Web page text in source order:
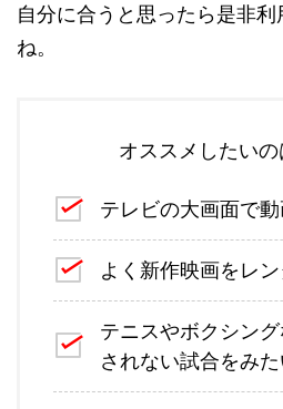
自分に合うと思ったら是非
ね。
オススメしたいの
テレビの大画面で
よく新作映画をレ
テニスやボクシン
されない試合をみた